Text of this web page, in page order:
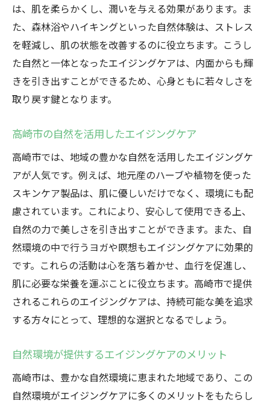
は、肌を柔らかくし、潤いを与える効果があります。ま
た、森林浴やハイキングといった自然体験は、ストレス
を軽減し、肌の状態を改善するのに役立ちます。こうし
た自然と一体となったエイジングケアは、内面からも輝
きを引き出すことができるため、心身ともに若々しさを
取り戻す鍵となります。
高崎市の自然を活用したエイジングケア
高崎市では、地域の豊かな自然を活用したエイジングケ
アが人気です。例えば、地元産のハーブや植物を使った
スキンケア製品は、肌に優しいだけでなく、環境にも配
慮されています。これにより、安心して使用できる上、
自然の力で美しさを引き出すことができます。また、自
然環境の中で行うヨガや瞑想もエイジングケアに効果的
です。これらの活動は心を落ち着かせ、血行を促進し、
肌に必要な栄養を運ぶことに役立ちます。高崎市で提供
されるこれらのエイジングケアは、持続可能な美を追求
する方々にとって、理想的な選択となるでしょう。
自然環境が提供するエイジングケアのメリット
高崎市は、豊かな自然環境に恵まれた地域であり、この
自然環境がエイジングケアに多くのメリットをもたらし